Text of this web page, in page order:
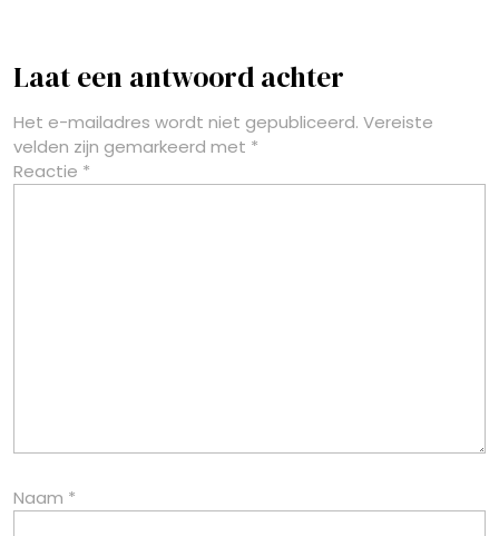
Laat een antwoord achter
Het e-mailadres wordt niet gepubliceerd. Vereiste
velden zijn gemarkeerd met *
Reactie *
Naam *